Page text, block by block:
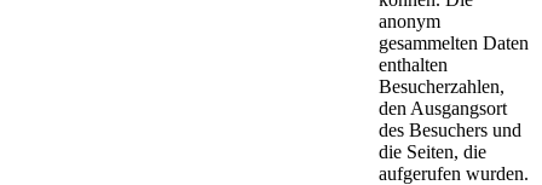
anonym
gesammelten Daten
enthalten
Besucherzahlen,
den Ausgangsort
des Besuchers und
die Seiten, die
aufgerufen wurden.